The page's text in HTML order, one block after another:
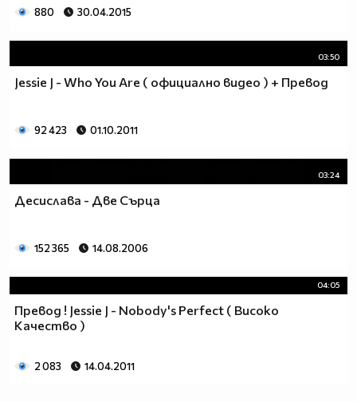
880 30.04.2015
03:50
Jessie J - Who You Are ( официално видео ) + Превод
92 423 01.10.2011
03:24
Десислава - Две Сърца
152 365 14.08.2006
04:05
Превод ! Jessie J - Nobody's Perfect ( Високо
Качество )
2 083 14.04.2011